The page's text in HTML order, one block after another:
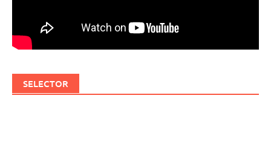
SELECTOR